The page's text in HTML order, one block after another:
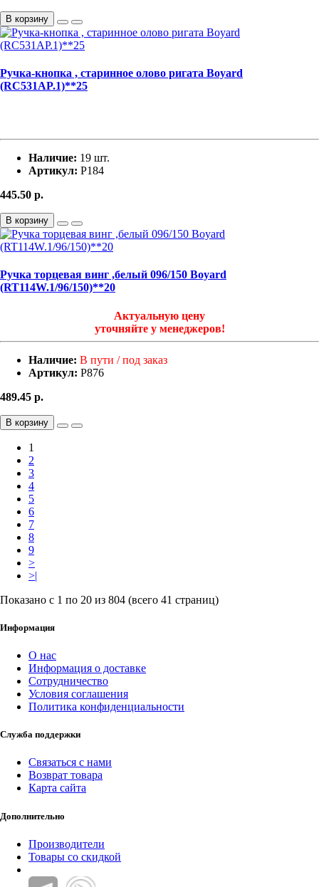
В корзину
Ручка-кнопка , старинное олово ригата Boyard
(RC531AP.1)**25
Наличие: 19 шт.
Артикул: Р184
445.50 р.
В корзину
Ручка торцевая винг ,белый 096/150 Boyard
(RT114W.1/96/150)**20
Актуальную цену
уточняйте у менеджеров!
Наличие: В пути / под заказ
Артикул: Р876
489.45 р.
В корзину
1
2
3
4
5
6
7
8
9
>
>|
Показано с 1 по 20 из 804 (всего 41 страниц)
Информация
О нас
Информация о доставке
Сотрудничество
Условия соглашения
Политика конфиденциальности
Служба поддержки
Связаться с нами
Возврат товара
Карта сайта
Дополнительно
Производители
Товары со скидкой